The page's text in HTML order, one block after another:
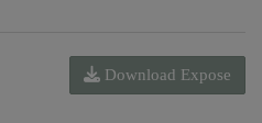
Download Expose